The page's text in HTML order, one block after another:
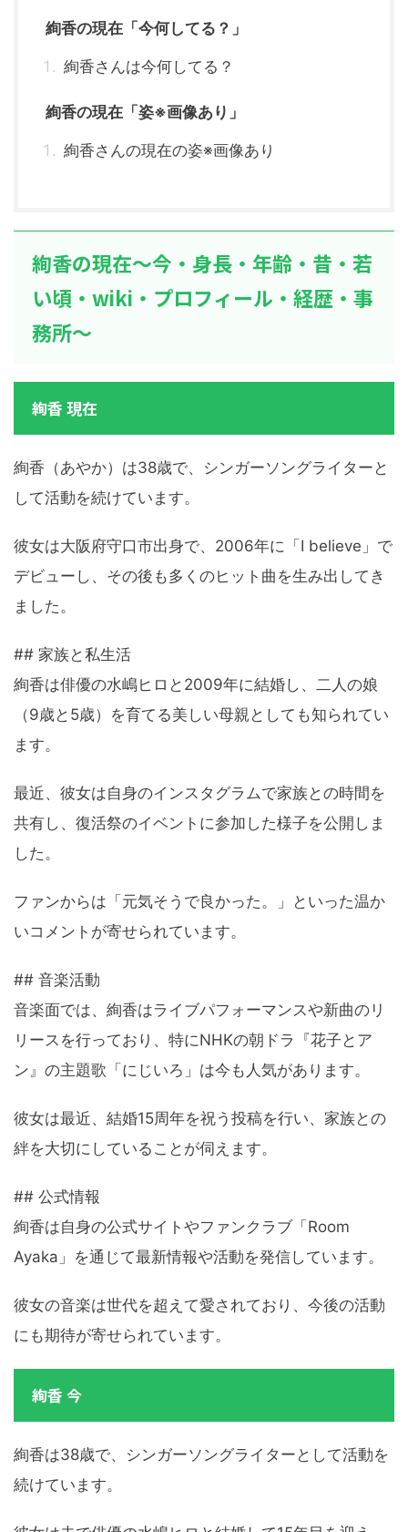
絢香の現在「今何してる？」
絢香さんは今何してる？
絢香の現在「姿※画像あり」
絢香さんの現在の姿※画像あり
絢香の現在～今・身長・年齢・昔・若
い頃・wiki・プロフィール・経歴・事
務所～
絢香 現在
絢香（あやか）は38歳で、シンガーソングライターと
して活動を続けています。
彼女は大阪府守口市出身で、2006年に「I believe」で
デビューし、その後も多くのヒット曲を生み出してき
ました。
## 家族と私生活
絢香は俳優の水嶋ヒロと2009年に結婚し、二人の娘
（9歳と5歳）を育てる美しい母親としても知られてい
ます。
最近、彼女は自身のインスタグラムで家族との時間を
共有し、復活祭のイベントに参加した様子を公開しま
した。
ファンからは「元気そうで良かった。」といった温か
いコメントが寄せられています。
## 音楽活動
音楽面では、絢香はライブパフォーマンスや新曲のリ
リースを行っており、特にNHKの朝ドラ『花子とア
ン』の主題歌「にじいろ」は今も人気があります。
彼女は最近、結婚15周年を祝う投稿を行い、家族との
絆を大切にしていることが伺えます。
## 公式情報
絢香は自身の公式サイトやファンクラブ「Room
Ayaka」を通じて最新情報や活動を発信しています。
彼女の音楽は世代を超えて愛されており、今後の活動
にも期待が寄せられています。
絢香 今
絢香は38歳で、シンガーソングライターとして活動を
続けています。